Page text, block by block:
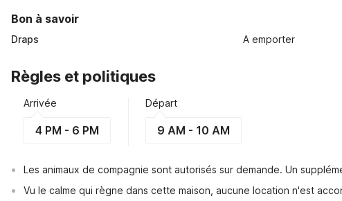
Bon à savoir
Draps A emporter
Règles et politiques
Arrivée
4 PM - 6 PM
Départ
9 AM - 10 AM
Les animaux de compagnie sont autorisés sur demande. Un
Vu le calme qui règne dans cette maison, aucune location n'est